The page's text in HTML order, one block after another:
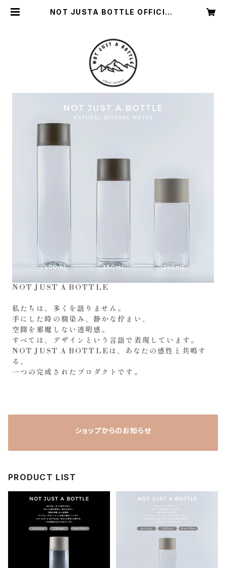
NOT JUSTA BOTTLE OFFICIAL
NOT JUST A BOTTLE
私たちは、多くを語りません。
手にした時の馴染み、静かな佇まい、
空間を邪魔しない透明感。
すべては、デザインという言語で表現しています。
NOT JUST A BOTTLEは、あなたの感性と共鳴す
る、
ショップからのお知らせ
PRODUCT LIST